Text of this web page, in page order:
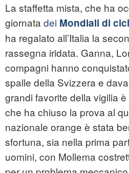
La staffetta mista, che ha
giornata dei Mondiali di
ha regalato all’Italia la
rassegna iridata. Ganna,
compagni hanno
spalle della Svizzera e
grandi favorite della vigilia è
che ha chiuso la prova al
nazionale orange è stata
sfortuna, sia nella prima
uomini, con Mollema